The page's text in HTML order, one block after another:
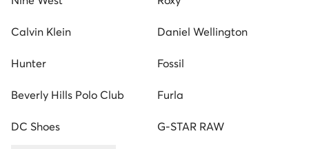
Calvin Klein Daniel Wellington
Hunter Fossil
Beverly Hills Polo Club Furla
DC Shoes G-STAR RAW